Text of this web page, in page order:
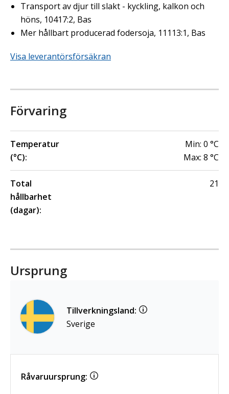
Transport av djur till slakt - kyckling, kalkon och
höns, 10417:2, Bas
Mer hållbart producerad fodersoja, 11113:1, Bas
Visa leverantörsförsäkran
Förvaring
Temperatur
(°C):
Min: 0 °C
Max: 8 °C
Total
hållbarhet
(dagar):
21
Ursprung
Tillverkningsland:
Sverige
Råvaruursprung: